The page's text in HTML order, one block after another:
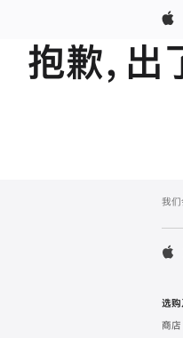
抱歉，出
我们
选购
商店